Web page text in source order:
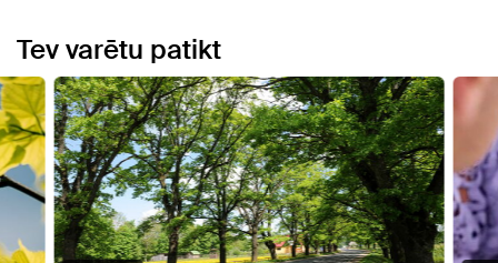
Tev varētu patikt